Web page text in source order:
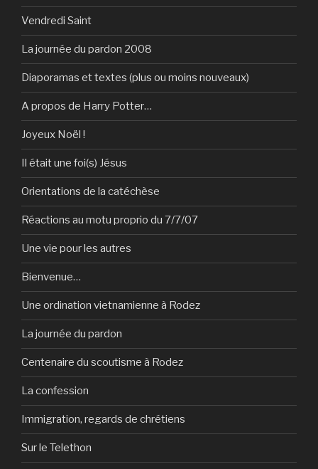
Vendredi Saint
La journée du pardon 2008
Diaporamas et textes (plus ou moins nouveaux)
A propos de Harry Potter…
Joyeux Noël !
Il était une foi(s) Jésus
Orientations de la catéchèse
Réactions au motu proprio du 7/7/07
Une vie pour les autres
Bienvenue…
Une ordination vietnamienne à Rodez
La journée du pardon
Centenaire du scoutisme à Rodez
La confession
Immigration, regards de chrétiens
Sur le Telethon